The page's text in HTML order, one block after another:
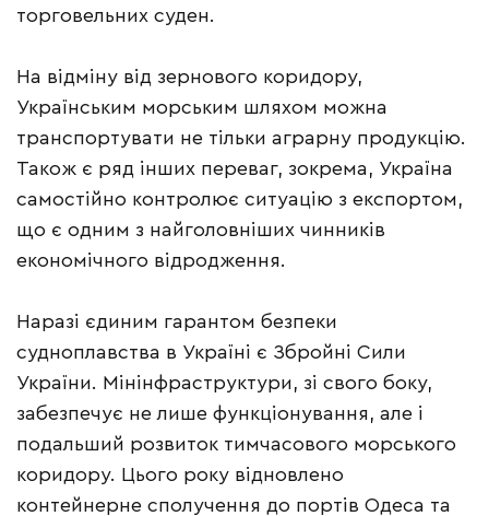
торговельних суден.
На відміну від зернового коридору,
Українським морським шляхом можна
транспортувати не тільки аграрну продукцію.
Також є ряд інших переваг, зокрема, Україна
самостійно контролює ситуацію з експортом,
що є одним з найголовніших чинників
економічного відродження.
Наразі єдиним гарантом безпеки
судноплавства в Україні є Збройні Сили
України. Мінінфраструктури, зі свого боку,
забезпечує не лише функціонування, але і
подальший розвиток тимчасового морського
коридору. Цього року відновлено
контейнерне сполучення до портів Одеса та